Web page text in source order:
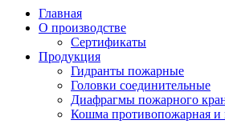
Главная
О производстве
Сертификаты
Продукция
Гидранты пожарные
Головки соединительные
Диафрагмы пожарного
Кошма противопожарная и